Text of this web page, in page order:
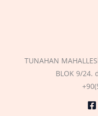
TUNAHAN
BLOK 9/24.